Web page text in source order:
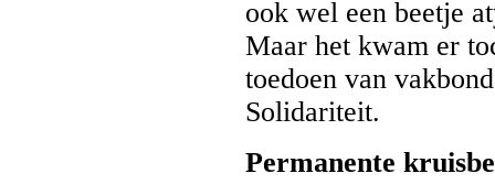
ook wel een beetje
Maar het kwam er
toedoen van
Solidariteit.
Permanente